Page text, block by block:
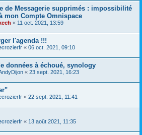
de Messagerie supprimés : impossibilité
mon Compte Omnispace
« 11 oct. 2021, 13:59
l'agenda !!!
« 06 oct. 2021, 09:10
données à échoué, synology
« 23 sept. 2021, 16:23
« 22 sept. 2021, 11:41
« 13 août 2021, 11:35